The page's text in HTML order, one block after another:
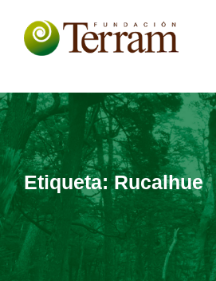
Etiqueta:Rucalhue